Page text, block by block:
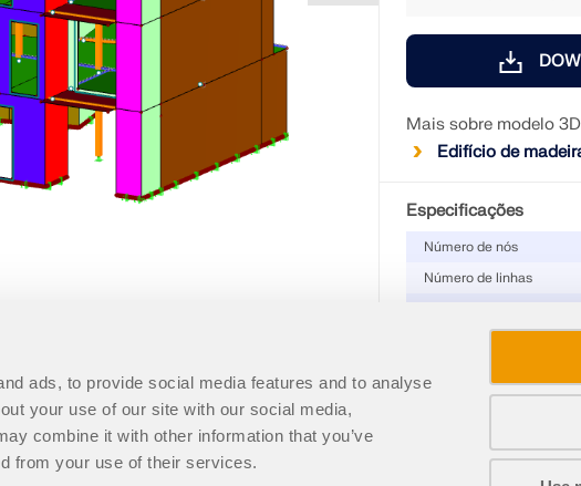
ads, to provide social media features and to analyse
your use of our site with our social media,
combine it with other information that you’ve
from your use of their services.
Mais sobre modelo 3D
Edifício de
Especificações
Número de nós
Número de linhas
Número de
Dimensões (métricas)